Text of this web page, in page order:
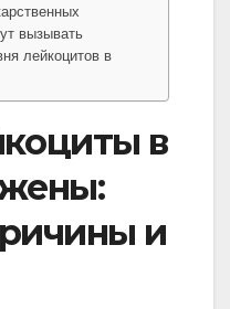
вызывать
лейкоцитов в
в
и